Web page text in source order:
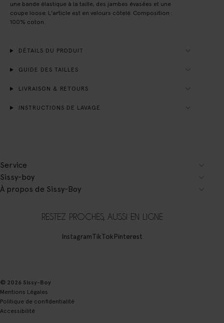
une bande élastique à la taille, des jambes évasées et une
coupe loose. L'article est en velours côtelé. Composition :
100% coton.
DÉTAILS DU PRODUIT
GUIDE DES TAILLES
LIVRAISON & RETOURS
INSTRUCTIONS DE LAVAGE
Service
Sissy-boy
À propos de Sissy-Boy
RESTEZ PROCHES, AUSSI EN LIGNE
InstagramTikTokPinterest
© 2026 Sissy-Boy
Mentions Légales
Politique de confidentialité
Accessibilité